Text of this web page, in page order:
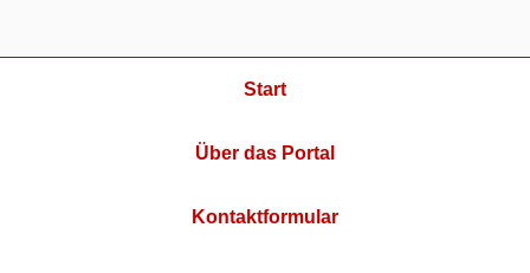
Start
Über das Portal
Kontaktformular